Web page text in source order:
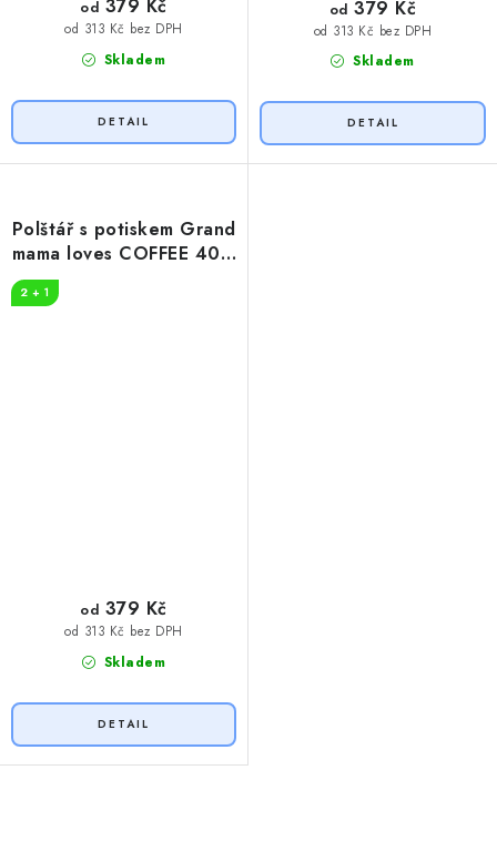
Skladem
od 313 Kč bez DPH
od 379 Kč
Skladem
od 313 Kč bez DPH
od 379 Kč
Polštář s potiskem Grand
mama loves COFFEE 40 x
2 + 1
Skladem
od 313 Kč bez DPH
od 379 Kč